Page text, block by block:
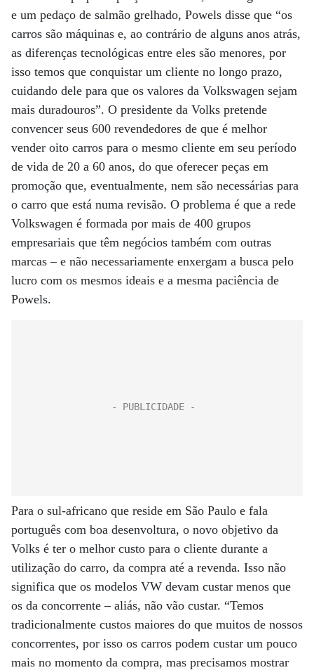
e um pedaço de salmão grelhado, Powels disse que “os
carros são máquinas e, ao contrário de alguns anos atrás,
as diferenças tecnológicas entre eles são menores, por
isso temos que conquistar um cliente no longo prazo,
cuidando dele para que os valores da Volkswagen sejam
mais duradouros”. O presidente da Volks pretende
convencer seus 600 revendedores de que é melhor
vender oito carros para o mesmo cliente em seu período
de vida de 20 a 60 anos, do que oferecer peças em
promoção que, eventualmente, nem são necessárias para
o carro que está numa revisão. O problema é que a rede
Volkswagen é formada por mais de 400 grupos
empresariais que têm negócios também com outras
marcas – e não necessariamente enxergam a busca pelo
lucro com os mesmos ideais e a mesma paciência de
Powels.
Para o sul-africano que reside em São Paulo e fala
português com boa desenvoltura, o novo objetivo da
Volks é ter o melhor custo para o cliente durante a
utilização do carro, da compra até a revenda. Isso não
significa que os modelos VW devam custar menos que
os da concorrente – aliás, não vão custar. “Temos
tradicionalmente custos maiores do que muitos de nossos
concorrentes, por isso os carros podem custar um pouco
mais no momento da compra, mas precisamos mostrar